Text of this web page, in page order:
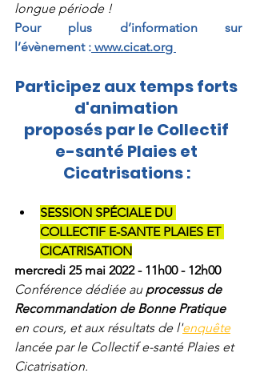
longue période !
Pour plus d’information sur
l’évènement : www.cicat.org
Participez aux temps forts
d'animation
proposés par le Collectif
e-santé Plaies et
Cicatrisations :
SESSION SPÉCIALE DU
COLLECTIF E-SANTE PLAIES ET
CICATRISATION
mercredi 25 mai 2022 - 11h00 - 12h00
Conférence dédiée au processus de
Recommandation de Bonne Pratique
en cours, et aux résultats de l'enquête
lancée par le Collectif e-santé Plaies et
Cicatrisation.